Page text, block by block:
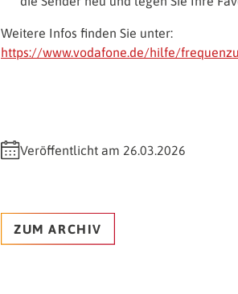
Weitere Infos finden Sie unter:
https://www.vodafone.de/hilfe/
Veröffentlicht am 26.03.2026
ZUM ARCHIV